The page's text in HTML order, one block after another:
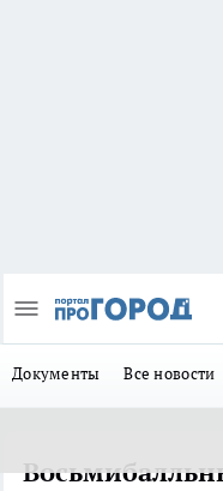
Документы Все новости